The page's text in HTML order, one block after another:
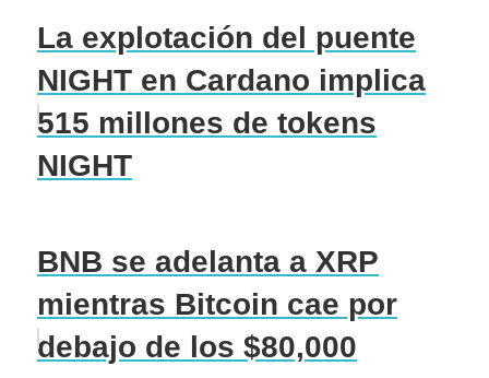
La explotación del puente
NIGHT en Cardano implica
515 millones de tokens
NIGHT
BNB se adelanta a XRP
mientras Bitcoin cae por
debajo de los $80,000